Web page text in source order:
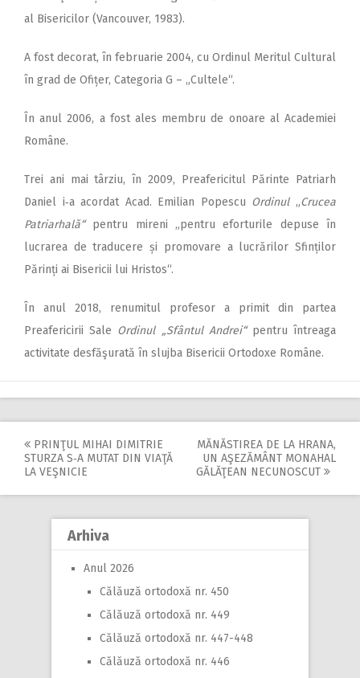
al Bisericilor (Vancouver, 1983).
A fost decorat, în februarie 2004, cu Ordinul Meritul Cultural
în grad de Ofițer, Categoria G – „Cultele“.
În anul 2006, a fost ales membru de onoare al Academiei
Române.
Trei ani mai târziu, în 2009, Preafericitul Părinte Patriarh
Daniel i‑a acordat Acad. Emilian Popescu Ordinul „Crucea
Patriarhală“pentru mireni „pentru eforturile depuse în
lucrarea de traducere și promovare a lucrărilor Sfinților
Părinți ai Bisericii lui Hristos“.
În anul 2018, renumitul profesor a primit din partea
Preafericirii Sale Ordinul „Sfântul Andrei“pentru întreaga
activitate desfăşurată în slujba Bisericii Ortodoxe Române.
Post
navigation
PRINŢUL MIHAI DIMITRIE
STURZA S‑A MUTAT DIN VIAŢĂ
LA VEŞNICIE
MĂNĂSTIREA DE LA HRANA,
UN AŞEZĂMÂNT MONAHAL
GĂLĂŢEAN NECUNOSCUT
Arhiva
Anul 2026
Călăuză ortodoxă nr. 450
Călăuză ortodoxă nr. 449
Călăuză ortodoxă nr. 447-448
Călăuză ortodoxă nr. 446